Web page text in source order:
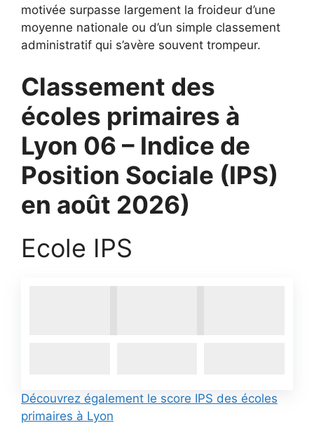
motivée surpasse largement la froideur d’une
moyenne nationale ou d’un simple classement
administratif qui s’avère souvent trompeur.
Classement des
écoles primaires à
Lyon 06 – Indice de
Position Sociale (IPS)
en août 2026)
Ecole IPS
Découvrez également le score IPS des écoles
primaires à Lyon